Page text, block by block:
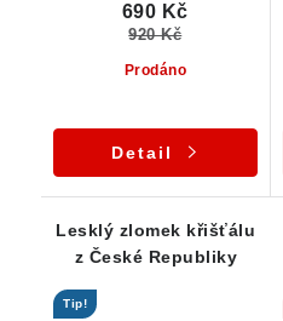
Prodáno
690 Kč
920 Kč
Detail
Lesklý zlomek křišťálu
z České Republiky
Tip!